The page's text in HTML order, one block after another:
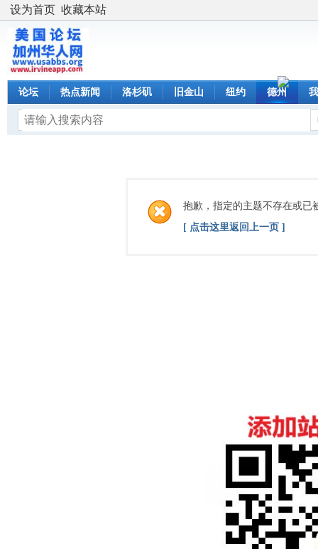
设为首页 收藏本站
论坛 热点新闻 洛杉矶 旧金山 纽约 德州
抱歉，指定的主题不存在或已
[ 点击这里返回上一页 ]